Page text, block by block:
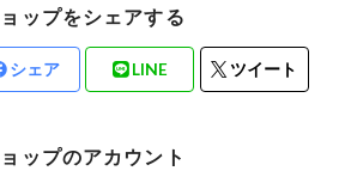
ップをシェアする
シェア LINE ツイート
ップのアカウント